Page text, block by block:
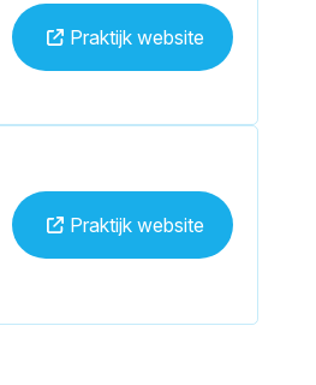
Praktijk website
Praktijk website